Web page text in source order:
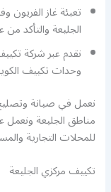
تعبئة غاز الفريون
الجليعة والتأكد
نقدم عبر شركة
وحدات تكييف
نعمل في صيانة
مناطق الجليعة ونعمل
للمحلات التجارية
تكييف مركزي الجليعة